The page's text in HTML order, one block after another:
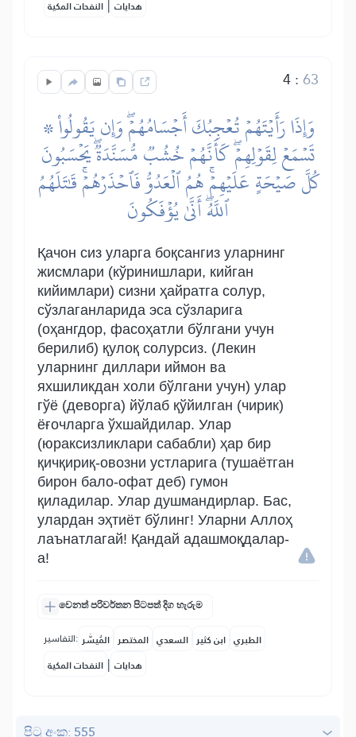
النفحات المكية | هدايات
4:63
۞ وَإِذَا رَأَيۡتَهُمۡ تُعۡجِبُكَ أَجۡسَامُهُمۡۖ وَإِن يَقُولُواْ
تَسۡمَعۡ لِقَوۡلِهِمۡۖ كَأَنَّهُمۡ خُشُبٞ مُّسَنَّدَةٞۖ يَحۡسَبُونَ
كُلَّ صَيۡحَةٍ عَلَيۡهِمۡۚ هُمُ ٱلۡعَدُوُّ فَٱحۡذَرۡهُمۡۚ قَٰتَلَهُمُ
ٱللَّهُۖ أَنَّىٰ يُؤۡفَكُونَ
Қачон сиз уларга боқсангиз уларнинг
жисмлари (кўринишлари, кийган
кийимлари) сизни ҳайратга солур,
сўзлаганларида эса сўзларига
(оҳангдор, фасоҳатли бўлгани учун
берилиб) қулоқ солурсиз. (Лекин
уларнинг диллари иймон ва
яхшиликдан холи бўлгани учун) улар
гўё (деворга) йўлаб қўйилган (чирик)
ёғочларга ўхшайдилар. Улар
(юраксизликлари сабабли) ҳар бир
қичқириқ-овозни устларига (тушаётган
бирон бало-офат деб) гумон
қиладилар. Улар душмандирлар. Бас,
улардан эҳтиёт бўлинг! Уларни Аллоҳ
лаънатлагай! Қандай адашмоқдалар-
а!
වෙනත් පරිවර්තන පිටපත් දිග හැරුම
التفاسير: المُيسَّر المختصر السعدي ابن كثير الطبري
النفحات المكية | هدايات
පිටු අංක: 555